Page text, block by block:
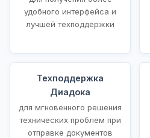
удобного интерфейса и
лучшей техподдержки
Техподдержка
Диадока
для мгновенного решения
технических проблем при
отправке документов